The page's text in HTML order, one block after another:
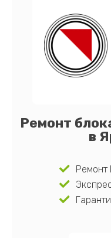
Ремонт
в
Ремонт